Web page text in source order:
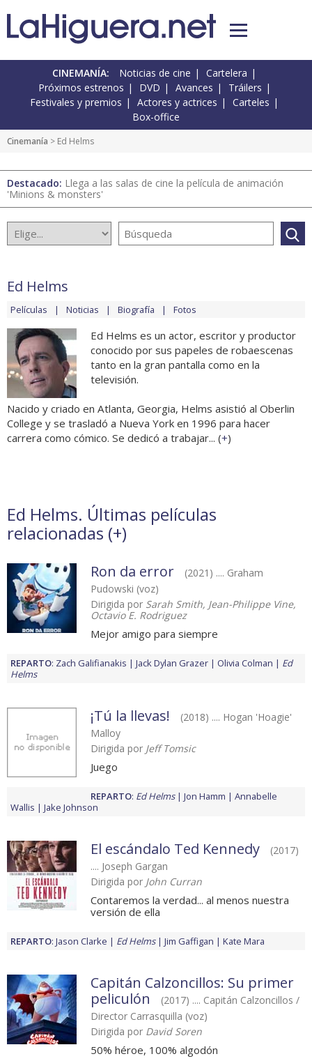
CINEMANÍA: Noticias de cine
Cartelera
Próximos estrenos
DVD Avances
Tráilers
Festivales y premios
Actores y actrices
Carteles
Box-office
Cinemanía > Ed Helms
Destacado: Llega a las salas de cine la película de animación
'Minions & monsters'
Ed Helms
Películas Noticias Biografía Fotos
Ed Helms es un actor, escritor y productor
conocido por sus papeles de robaescenas
tanto en la gran pantalla como en la
televisión.
Nacido y criado en Atlanta, Georgia, Helms asistió al Oberlin
College y se trasladó a Nueva York en 1996 para hacer
carrera como cómico. Se dedicó a trabajar... (+)
Ed Helms. Últimas películas
relacionadas (+)
Ron da error
(2021) .... Graham
Pudowski (voz)
Dirigida por Sarah Smith, Jean-Philippe Vine,
Octavio E. Rodriguez
Mejor amigo para siempre
REPARTO: Zach Galifianakis Jack Dylan Grazer Olivia Colman
Ed
Helms
¡Tú la llevas!
(2018) .... Hogan 'Hoagie'
Malloy
Dirigida por Jeff Tomsic
Juego
REPARTO: Ed Helms Jon Hamm
Annabelle
Wallis
Jake Johnson
El escándalo Ted Kennedy
(2017)
.... Joseph Gargan
Dirigida por John Curran
Contaremos la verdad... al menos nuestra
versión de ella
REPARTO: Jason Clarke Ed Helms Jim Gaffigan Kate Mara
Capitán Calzoncillos: Su primer
peliculón
(2017) .... Capitán Calzoncillos /
Director Carrasquilla (voz)
Dirigida por David Soren
50% héroe, 100% algodón